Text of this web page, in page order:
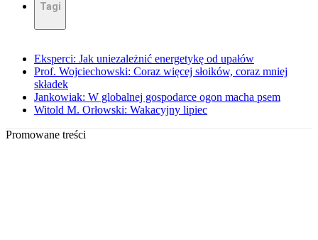
Tagi
Eksperci: Jak uniezależnić energetykę od upałów
Prof. Wojciechowski: Coraz więcej słoików, coraz mniej
składek
Jankowiak: W globalnej gospodarce ogon macha psem
Witold M. Orłowski: Wakacyjny lipiec
Promowane treści